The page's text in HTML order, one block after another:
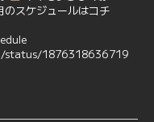
スケジュールはコチ
status/1876318636719